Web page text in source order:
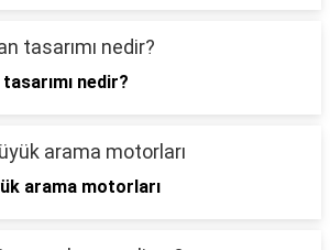
nedir?
arama motorları